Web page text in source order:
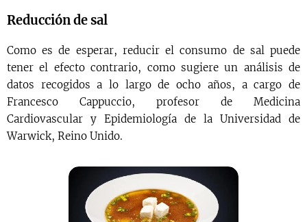
Reducción de sal
Como es de esperar, reducir el consumo de sal puede
tener el efecto contrario, como sugiere un análisis de
datos recogidos a lo largo de ocho años, a cargo de
Francesco Cappuccio, profesor de Medicina
Cardiovascular y Epidemiología de la Universidad de
Warwick, Reino Unido.